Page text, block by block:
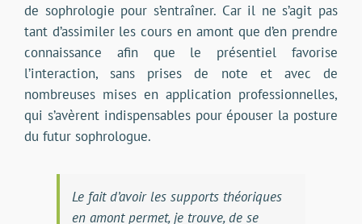
de sophrologie pour s’entraîner. Car il ne s’agit pas
tant d’assimiler les cours en amont que d’en prendre
connaissance afin que le présentiel favorise
l’interaction, sans prises de note et avec de
nombreuses mises en application professionnelles,
qui s’avèrent indispensables pour épouser la posture
du futur sophrologue.
Le fait d’avoir les supports théoriques
en amont permet, je trouve, de se